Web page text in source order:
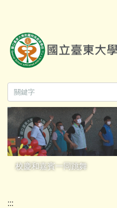
要
內
校慶和嘉賓一同跳舞
:::